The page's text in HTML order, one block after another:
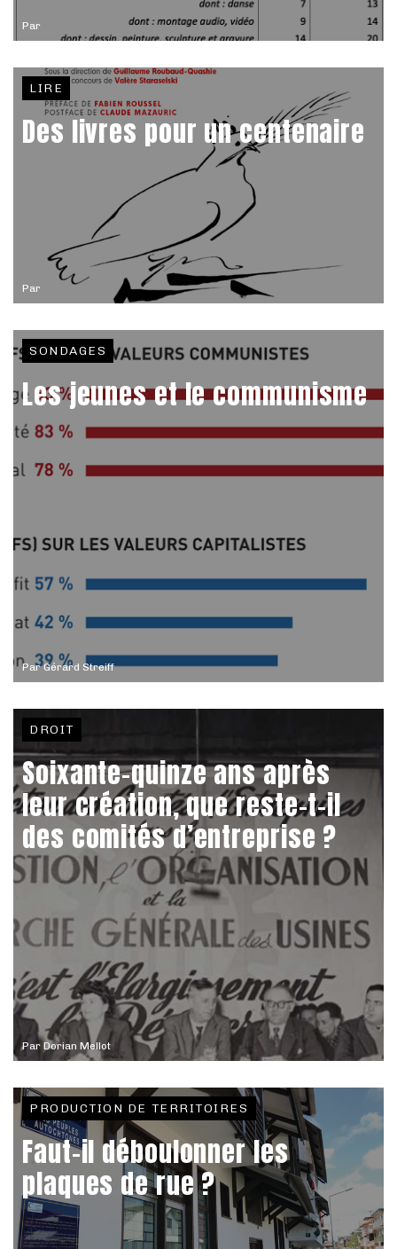
Par
Par
LIRE
Des livres pour un centenaire
ParGérard Streiff
SONDAGES
Les jeunes et le communisme
Par Dorian Mellot
DROIT
Soixante-quinze ans après
leur création, que reste-t-il
des comités d’entreprise ?
PRODUCTION DE TERRITOIRES
Faut-il déboulonner les
plaques de rue ?